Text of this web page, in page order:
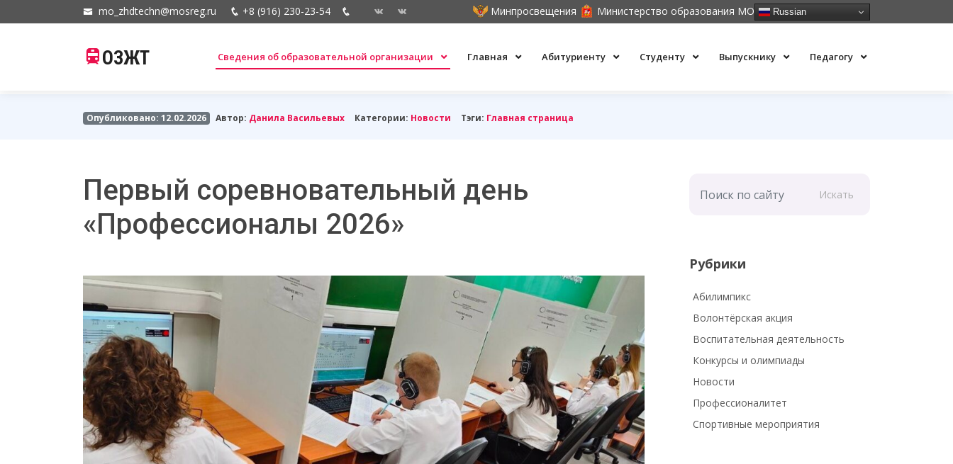
mo_zhdtechn@mosreg.ru +8 (916) 230-23-54 Минпросвещения Министерство образования МО Russian
ОЗЖТ Сведения об образовательной организации Главная Абитуриенту Студенту Выпускнику Педагогу
Опубликовано: 12.02.2026 Автор: Данила Васильевых Категории: Новости Тэги: Главная страница
Первый соревновательный день
«Профессионалы 2026»
Искать
Рубрики
Абилимпикс
Волонтёрская акция
Воспитательная деятельность
Конкурсы и олимпиады
Новости
Профессионалитет
Спортивные мероприятия